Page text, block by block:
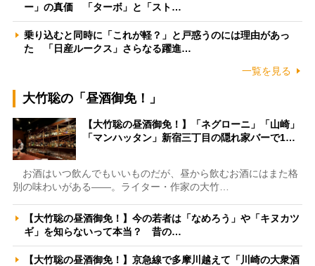
ー」の真価 「ターボ」と「スト…
乗り込むと同時に「これが軽？」と戸惑うのには理由があっ
た 「日産ルークス」さらなる躍進…
一覧を見る
大竹聡の「昼酒御免！」
【大竹聡の昼酒御免！】「ネグローニ」「山崎」
「マンハッタン」新宿三丁目の隠れ家バーで1…
お酒はいつ飲んでもいいものだが、昼から飲むお酒にはまた格
別の味わいがある――。ライター・作家の大竹…
【大竹聡の昼酒御免！】今の若者は「なめろう」や「キヌカツ
ギ」を知らないって本当？ 昔の…
【大竹聡の昼酒御免！】京急線で多摩川越えて「川崎の大衆酒